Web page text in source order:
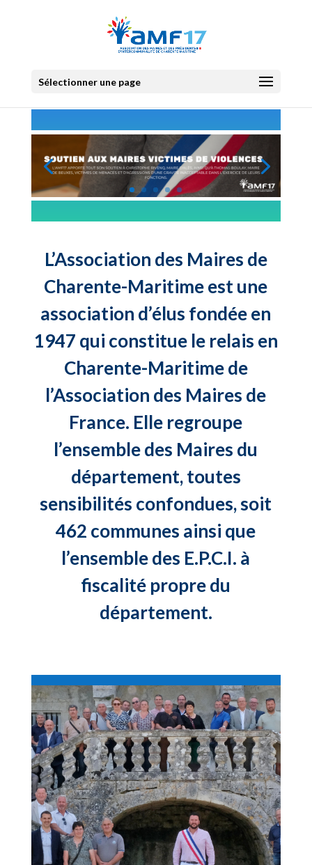
Sélectionner une page
L’Association des Maires de
Charente-Maritime est une
association d’élus fondée en
1947 qui constitue le relais en
Charente-Maritime de
l’Association des Maires de
France. Elle regroupe
l’ensemble des Maires du
département, toutes
sensibilités confondues, soit
462 communes ainsi que
l’ensemble des E.P.C.I. à
fiscalité propre du
département.